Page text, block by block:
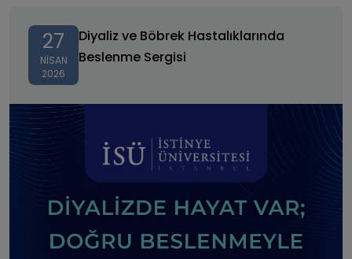
27
NISAN
2026
Diyaliz ve Böbrek Hastalıklarında
Beslenme Sergisi